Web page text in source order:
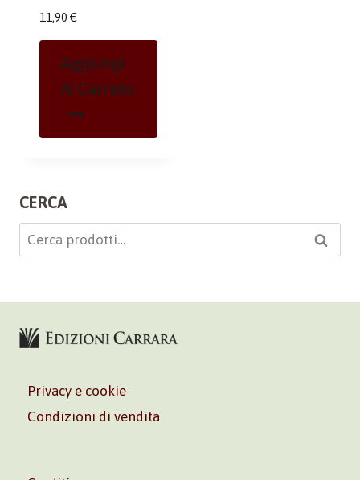
11,90 €
Aggiungi
Al Carrello
CERCA
Cerca: Cerca
Privacy e cookie
Condizioni di vendita